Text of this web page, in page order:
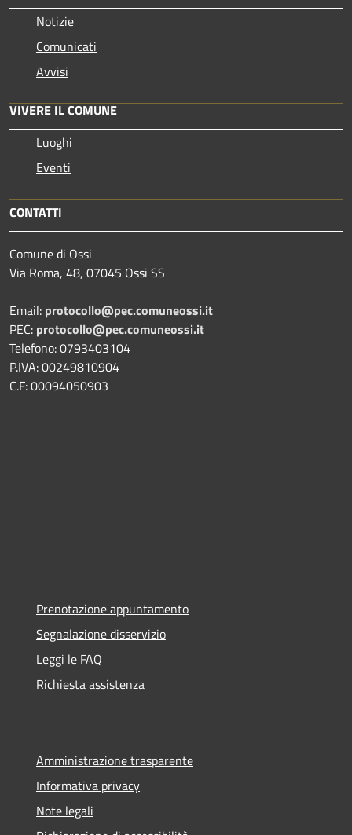
Notizie
Comunicati
Avvisi
VIVERE IL COMUNE
Luoghi
Eventi
CONTATTI
Comune di Ossi
Via Roma, 48, 07045 Ossi SS
Email: protocollo@pec.comuneossi.it
PEC: protocollo@pec.comuneossi.it
Telefono: 0793403104
P.IVA: 00249810904
C.F: 00094050903
Prenotazione appuntamento
Segnalazione disservizio
Leggi le FAQ
Richiesta assistenza
Amministrazione trasparente
Informativa privacy
Note legali